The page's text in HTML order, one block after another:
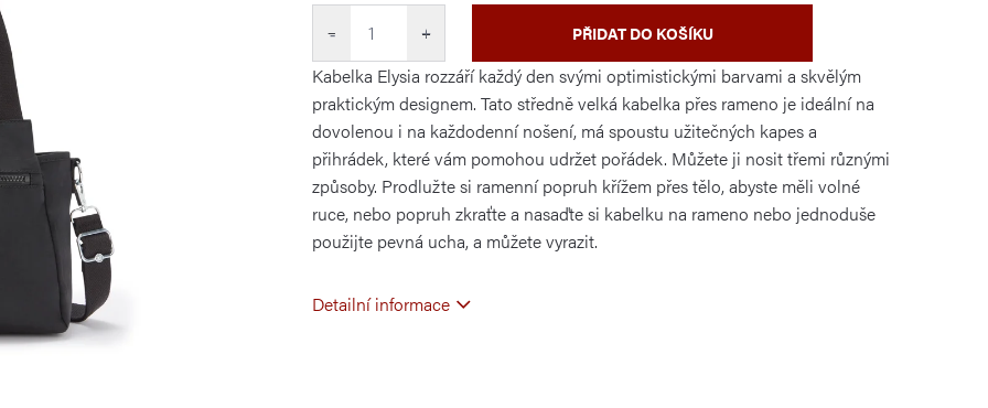
+
− PŘIDAT DO KOŠÍKU
Kabelka Elysia rozzáří každý den svými optimistickými barvami a skvělým
praktickým designem. Tato středně velká kabelka přes rameno je ideální na
dovolenou i na každodenní nošení, má spoustu užitečných kapes a
přihrádek, které vám pomohou udržet pořádek. Můžete ji nosit třemi různými
způsoby. Prodlužte si ramenní popruh křížem přes tělo, abyste měli volné
ruce, nebo popruh zkraťte a nasaďte si kabelku na rameno nebo jednoduše
použijte pevná ucha, a můžete vyrazit.
Detailní informace